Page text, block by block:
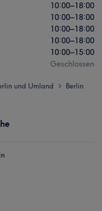
10:00–18:00
10:00–18:00
10:00–18:00
10:00–18:00
10:00–15:00
Geschlossen
und Umland > Berlin